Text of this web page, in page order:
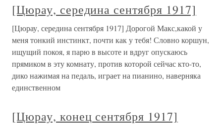
[Цюрау, середина сентября 1917]
[Цюрау, середина сентября 1917] Дорогой Макс,какой у
меня тонкий инстинкт, почти как у тебя! Словно коршун,
ищущий покоя, я парю в высоте и вдруг опускаюсь
прямиком в эту комнату, против которой сейчас кто-то,
дико нажимая на педаль, играет на пианино, наверняка
единственном
[Цюрау, конец сентября 1917]